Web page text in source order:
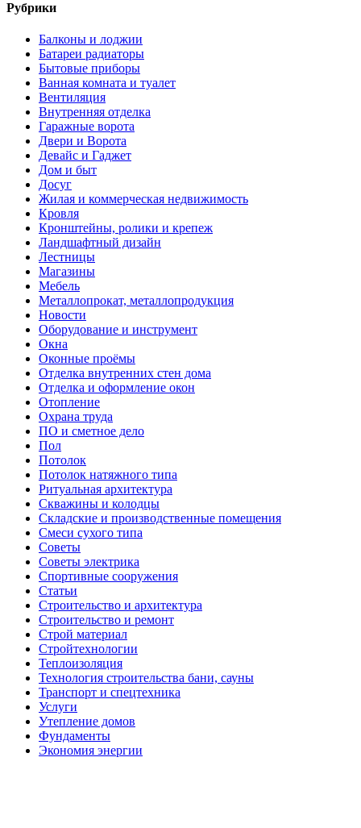
Рубрики
Балконы и лоджии
Батареи радиаторы‎
Бытовые приборы
Ванная комната и туалет
Вентиляция
Внутренняя отделка
Гаражные ворота
Двери и Ворота
Девайс и Гаджет
Дом и быт
Досуг
Жилая и коммерческая недвижимость
Кровля
Кронштейны, ролики и крепеж
Ландшафтный дизайн
Лестницы
Магазины
Мебель
Металлопрокат, металлопродукция
Новости
Оборудование и инструмент
Окна
Оконные проёмы
Отделка внутренних стен дома
Отделка и оформление окон
Отопление
Охрана труда
ПО и сметное дело
Пол
Потолок
Потолок натяжного типа
Ритуальная архитектура
Скважины и колодцы
Складские и производственные помещения
Смеси сухого типа
Советы
Советы электрика
Спортивные сооружения
Статьи
Строительство и архитектура
Строительство и ремонт
Строй материал
Стройтехнологии
Теплоизоляция
Технология строительства бани, сауны
Транспорт и спецтехника
Услуги
Утепление домов
Фундаменты
Экономия энергии